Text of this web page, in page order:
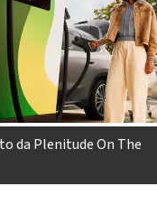
da Plenitude On The